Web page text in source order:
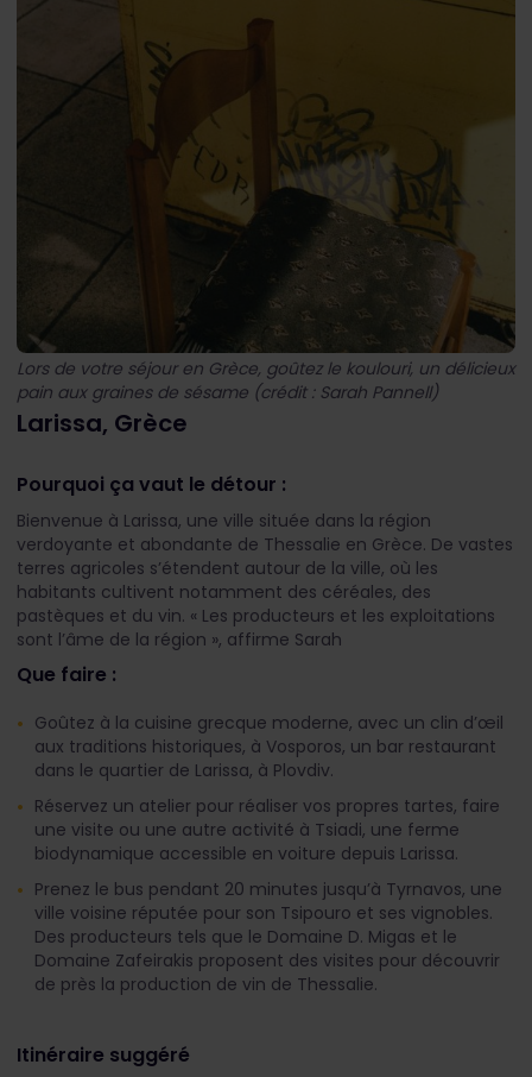
Lors de votre séjour en Grèce, goûtez le koulouri, un délicieux
pain aux graines de sésame (crédit : Sarah Pannell)
Larissa, Grèce
Pourquoi ça vaut le détour :
Bienvenue à Larissa, une ville située dans la région
verdoyante et abondante de Thessalie en Grèce. De vastes
terres agricoles s’étendent autour de la ville, où les
habitants cultivent notamment des céréales, des
pastèques et du vin. « Les producteurs et les exploitations
sont l’âme de la région », affirme Sarah
Que faire :
Goûtez à la cuisine grecque moderne, avec un clin d’œil
aux traditions historiques, à Vosporos, un bar restaurant
dans le quartier de Larissa, à Plovdiv.
Réservez un atelier pour réaliser vos propres tartes, faire
une visite ou une autre activité à Tsiadi, une ferme
biodynamique accessible en voiture depuis Larissa.
Prenez le bus pendant 20 minutes jusqu’à Tyrnavos, une
ville voisine réputée pour son Tsipouro et ses vignobles.
Des producteurs tels que le Domaine D. Migas et le
Domaine Zafeirakis proposent des visites pour découvrir
de près la production de vin de Thessalie.
Itinéraire suggéré